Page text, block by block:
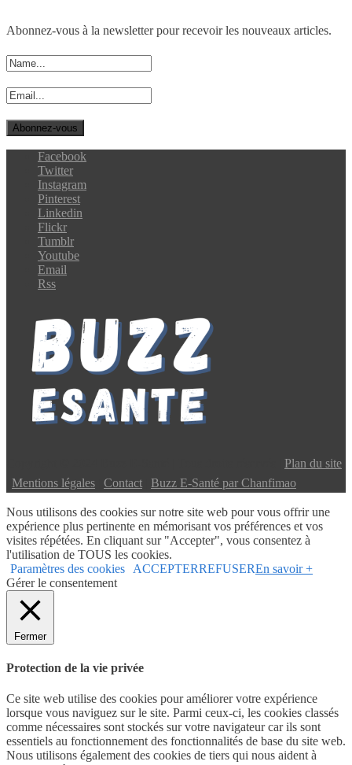
Abonnez-vous à la newsletter pour recevoir les nouveaux articles.
Facebook
Twitter
Instagram
Pinterest
Linkedin
Flickr
Tumblr
Youtube
Email
Rss
Plan du site
Mentions légales Contact Buzz E-Santé par Chanfimao
Nous utilisons des cookies sur notre site web pour vous offrir une
expérience plus pertinente en mémorisant vos préférences et vos
visites répétées. En cliquant sur "Accepter", vous consentez à
l'utilisation de TOUS les cookies.
Paramètres des cookies
ACCEPTERREFUSEREn savoir +
Gérer le consentement
Fermer
Protection de la vie privée
Ce site web utilise des cookies pour améliorer votre expérience
lorsque vous naviguez sur le site. Parmi ceux-ci, les cookies classés
comme nécessaires sont stockés sur votre navigateur car ils sont
essentiels au fonctionnement des fonctionnalités de base du site web.
Nous utilisons également des cookies de tiers qui nous aident à